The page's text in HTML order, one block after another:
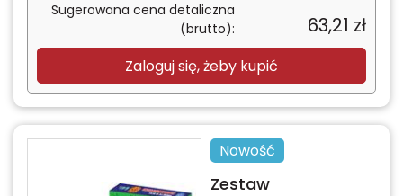
Sugerowana cena detaliczna
(brutto):
63,21 zł
Zaloguj się, żeby kupić
Nowość
Zestaw